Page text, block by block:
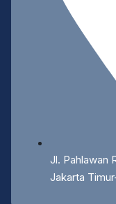
Jl. Pahlawan
Jakarta